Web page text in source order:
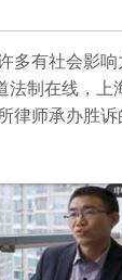
多有社会影
法制在线，上
律师承办胜